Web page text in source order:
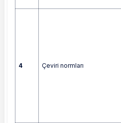
4 Çeviri normları